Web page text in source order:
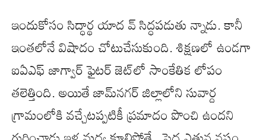
ఇందుకోసం సిద్ధార్థ యాద వ్ సిద్ధపడుతు న్నాడు. కానీ
ఇంతలోనే విషాదం చోటుచేసుకుంది. శిక్షణలో ఉండగా
ఐఏఎఫ్ జాగ్వార్ ఫైటర్ జెట్‌లో సాంకేతిక లోపం
తలెత్తింది. అయితే జామ్‌నగర్ జిల్లాలోని సువార్ద
గ్రామంలోకి వచ్చేటప్పటికీ ప్రమాదం పొంచి ఉందని